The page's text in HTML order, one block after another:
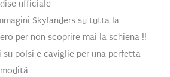
ufficiale
Skylanders su tutta la
per non scoprire mai la schiena !!
su polsi e caviglie per una perfetta